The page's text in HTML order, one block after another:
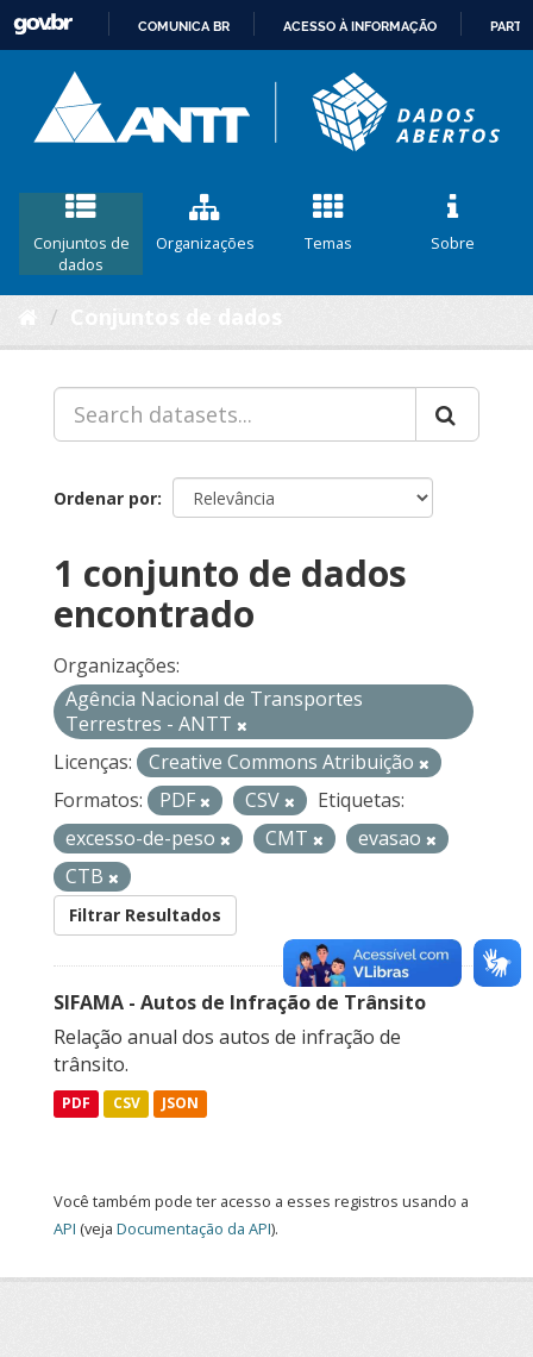
CONTEÚDO
COMUNICA BR ACESSO À INFORMAÇÃO
Conjuntos de
dados
Organizações Temas Sobre
Ordenar por
1 conjunto de dados
encontrado
Organizações:
Agência Nacional de Transportes
Terrestres - ANTT
Licenças:
Creative Commons Atribuição
Formatos:
PDF CSV
Etiquetas:
excesso-de-peso
CMT
evasao
CTB
Filtrar Resultados
SIFAMA - Autos de Infração de Trânsito
Relação anual dos autos de infração de
trânsito.
PDF CSV JSON
Você também pode ter acesso a esses registros usando a
API (veja Documentação da API).